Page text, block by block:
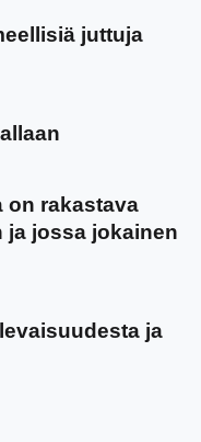
juttuja
on rakastava
ja jossa jokainen
ja